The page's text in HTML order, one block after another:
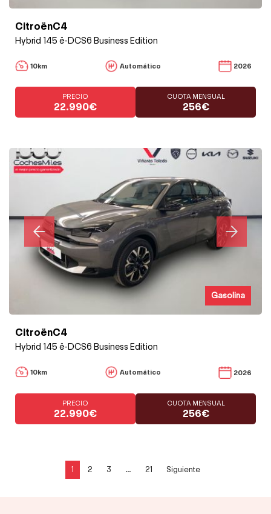
CitroënC4
Hybrid 145 ë-DCS6 Business Edition
10km Automático 2026
PRECIO
22.990€
CUOTA MENSUAL
256€
Gasolina
CitroënC4
Hybrid 145 ë-DCS6 Business Edition
10km Automático 2026
PRECIO
22.990€
CUOTA MENSUAL
256€
1 2 3 ... 21 Siguiente